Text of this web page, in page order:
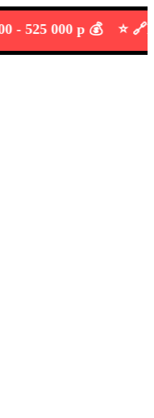
000 р 💰 ⭐️ 🔗 KTM